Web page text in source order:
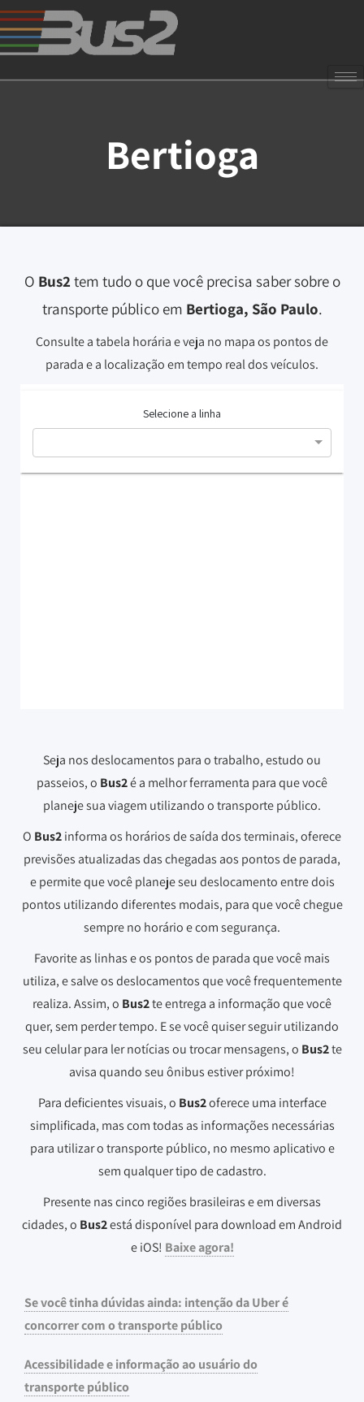
Bertioga
O Bus2 tem tudo o que você precisa saber sobre o
transporte público em Bertioga, São Paulo.
Consulte a tabela horária e veja no mapa os pontos de
parada e a localização em tempo real dos veículos.
Seja nos deslocamentos para o trabalho, estudo ou
passeios, o Bus2é a melhor ferramenta para que você
planeje sua viagem utilizando o transporte público.
O Bus2informa os horários de saída dos terminais, oferece
previsões atualizadas das chegadas aos pontos de parada,
e permite que você planeje seu deslocamento entre dois
pontos utilizando diferentes modais, para que você chegue
sempre no horário e com segurança.
Favorite as linhas e os pontos de parada que você mais
utiliza, e salve os deslocamentos que você frequentemente
realiza. Assim, o Bus2te entrega a informação que você
quer, sem perder tempo. E se você quiser seguir utilizando
seu celular para ler notícias ou trocar mensagens, o Bus2te
avisa quando seu ônibus estiver próximo!
Para deficientes visuais, o Bus2oferece uma interface
simplificada, mas com todas as informações necessárias
para utilizar o transporte público, no mesmo aplicativo e
sem qualquer tipo de cadastro.
Presente nas cinco regiões brasileiras e em diversas
cidades, o Bus2está disponível para download em Android
e iOS! Baixe agora!
Se você tinha dúvidas ainda: intenção da Uber é
concorrer com o transporte público
Acessibilidade e informação ao usuário do
transporte público